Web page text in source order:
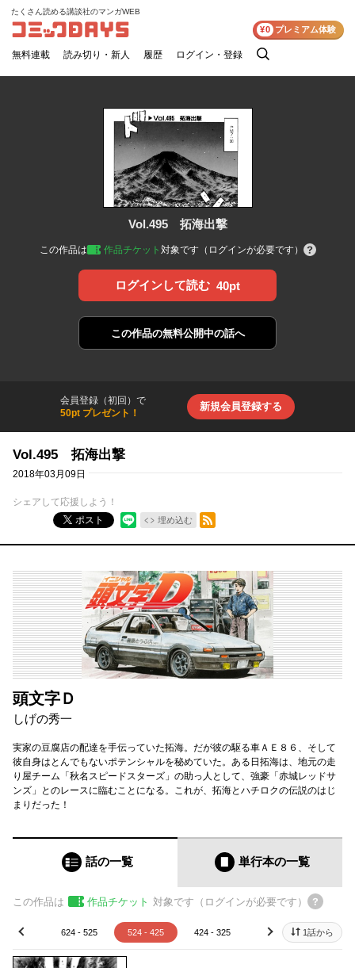
コミックDAYS
たくさん読める講談社のマンガWEB
無料連載 読み切り・新人 履歴 ログイン・登録
検
¥0 プレミアム体験
Vol.495 拓海出撃
この作品は 作品チケット 対象です（ログインが必要です）
ログインして読む 40pt
この作品の無料公開中の話へ
会員登録（初回）で
50pt プレゼント！
新規会員登録する
Vol.495 拓海出撃
2018年03月09日
シェアして応援しよう！
ポスト
埋め込む
RSSフィード
頭文字Ｄ
しげの秀一
実家の豆腐店の配達を手伝っていた拓海。だが彼の駆る車ＡＥ８６、そして
彼自身はとんでもないポテンシャルを秘めていた。ある日拓海は、地元の走
り屋チーム「秋名スピードスターズ」の助っ人として、強豪「赤城レッドサ
ンズ」とのレースに臨むことになる。これが、拓海とハチロクの伝説のはじ
まりだった！
話の一覧 単行本の一覧
この作品は 作品チケット 対象です（ログインが必要です）
- 625 624 - 525 524 - 425 424 - 325 324 - 225 224 -
prev next 1話から